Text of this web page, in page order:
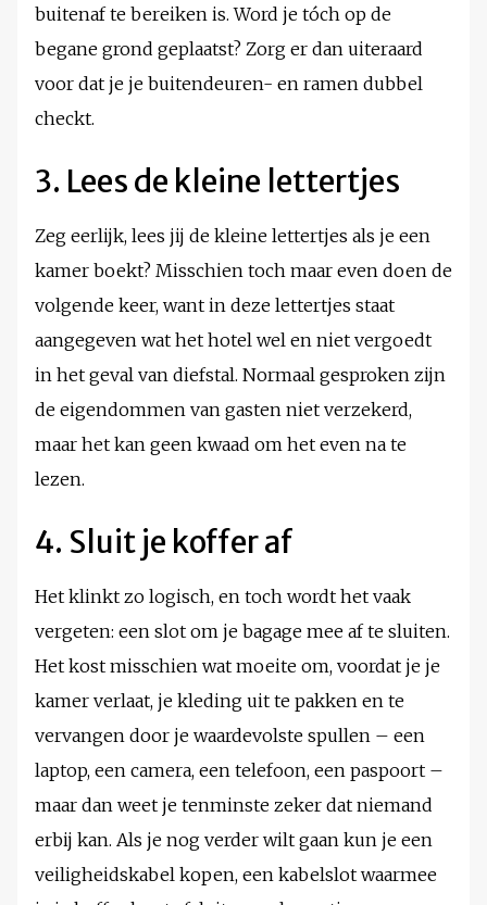
buitenaf te bereiken is. Word je tóch op de
begane grond geplaatst? Zorg er dan uiteraard
voor dat je je buitendeuren- en ramen dubbel
checkt.
3. Lees de kleine lettertjes
Zeg eerlijk, lees jij de kleine lettertjes als je een
kamer boekt? Misschien toch maar even doen de
volgende keer, want in deze lettertjes staat
aangegeven wat het hotel wel en niet vergoedt
in het geval van diefstal. Normaal gesproken zijn
de eigendommen van gasten niet verzekerd,
maar het kan geen kwaad om het even na te
lezen.
4. Sluit je koffer af
Het klinkt zo logisch, en toch wordt het vaak
vergeten: een slot om je bagage mee af te sluiten.
Het kost misschien wat moeite om, voordat je je
kamer verlaat, je kleding uit te pakken en te
vervangen door je waardevolste spullen – een
laptop, een camera, een telefoon, een paspoort –
maar dan weet je tenminste zeker dat niemand
erbij kan. Als je nog verder wilt gaan kun je een
veiligheidskabel kopen, een kabelslot waarmee